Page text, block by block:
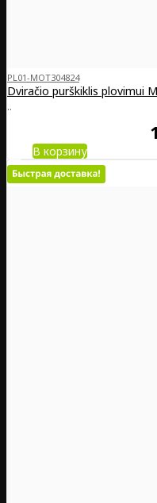
PL01-MOT304824
Dviračio purškiklis plovimui
..
В корзину